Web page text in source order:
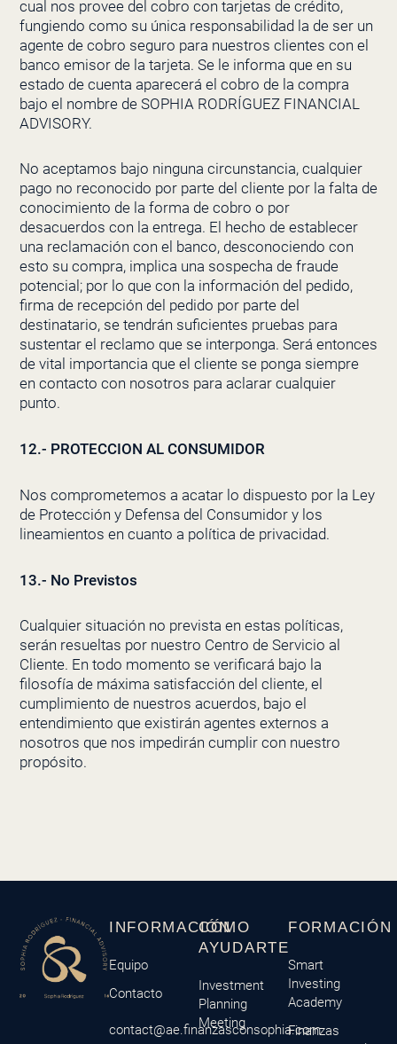
cual nos provee del cobro con tarjetas de crédito,
fungiendo como su única responsabilidad la de ser un
agente de cobro seguro para nuestros clientes con el
banco emisor de la tarjeta. Se le informa que en su
estado de cuenta aparecerá el cobro de la compra
bajo el nombre de SOPHIA RODRÍGUEZ FINANCIAL
ADVISORY.
No aceptamos bajo ninguna circunstancia, cualquier
pago no reconocido por parte del cliente por la falta de
conocimiento de la forma de cobro o por
desacuerdos con la entrega. El hecho de establecer
una reclamación con el banco, desconociendo con
esto su compra, implica una sospecha de fraude
potencial; por lo que con la información del pedido,
firma de recepción del pedido por parte del
destinatario, se tendrán suficientes pruebas para
sustentar el reclamo que se interponga. Será entonces
de vital importancia que el cliente se ponga siempre
en contacto con nosotros para aclarar cualquier
punto.
12.- PROTECCION AL CONSUMIDOR
Nos comprometemos a acatar lo dispuesto por la Ley
de Protección y Defensa del Consumidor y los
lineamientos en cuanto a política de privacidad.
13.- No Previstos
Cualquier situación no prevista en estas políticas,
serán resueltas por nuestro Centro de Servicio al
Cliente. En todo momento se verificará bajo la
filosofía de máxima satisfacción del cliente, el
cumplimiento de nuestros acuerdos, bajo el
entendimiento que existirán agentes externos a
nosotros que nos impedirán cumplir con nuestro
propósito.
INFORMACIÓN
Equipo
Contacto
contact@ae.finanzasconsophia.com
CÓMO
AYUDARTE
Investment
Planning
Meeting
FORMACIÓN
Smart
Investing
Academy
Finanzas